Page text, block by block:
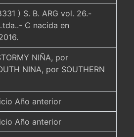
) S. B. ARG vol. 26.-
C nacida en
NIÑA, por
NINA, por SOUTHERN
Año anterior
Año anterior